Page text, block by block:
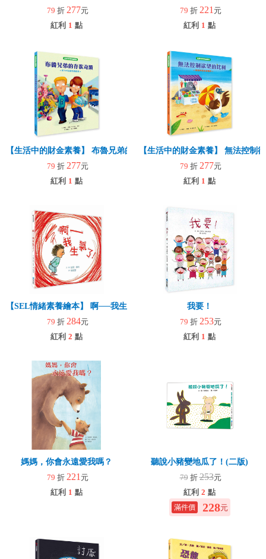
79 折 277元
紅利 1 點
79 折 221 元
紅利 1 點
【生活中的財金素養】 布魯兄弟的存款奇蹟：用30元變百萬富翁
79 折 277元
紅利 1 點
【生活中的財金素養】 無法控制
79 折 277元
紅利 1 點
【SEL情緒素養繪本】 啊──我生氣了！(二版)
79 折 284元
紅利 2 點
我要！
79 折 253元
紅利 1 點
媽媽，你會永遠愛我嗎？
79 折 221 元
紅利 1 點
聽說小豬變地瓜了！(二版)
79 折253元
紅利 2 點
228元